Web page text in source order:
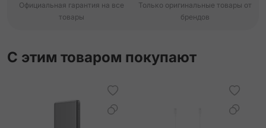
Официальная гарантия на все
товары
Только оригинальные товары от
брендов
С этим товаром покупают